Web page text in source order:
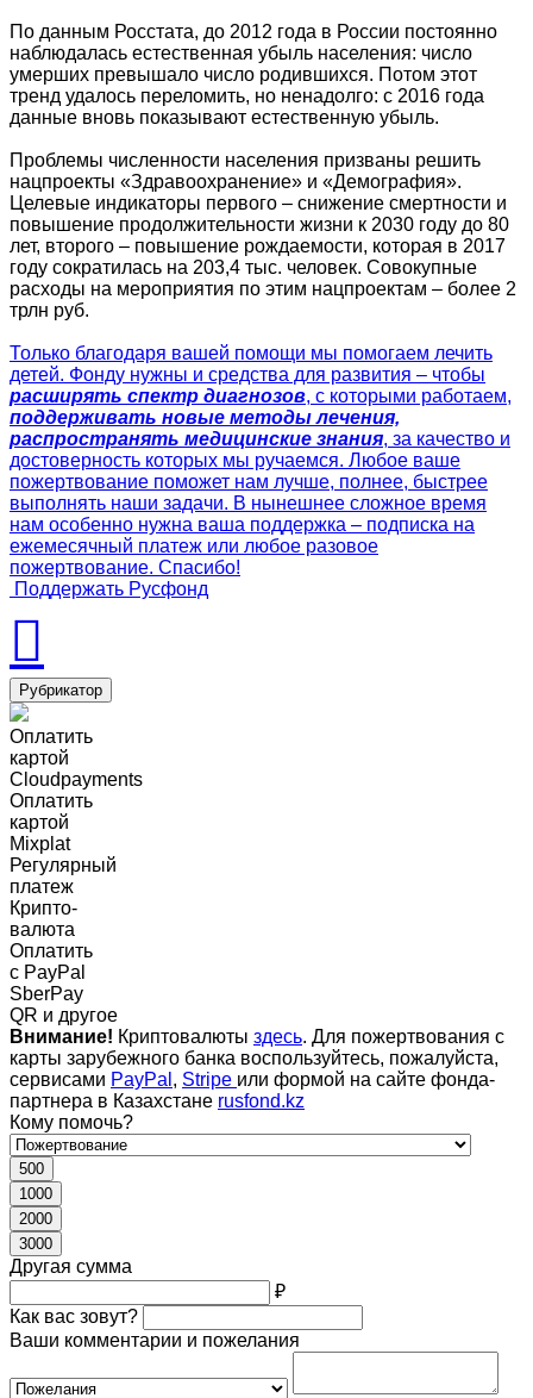
По данным Росстата, до 2012 года в России постоянно
наблюдалась естественная убыль населения: число
умерших превышало число родившихся. Потом этот
тренд удалось переломить, но ненадолго: с 2016 года
данные вновь показывают естественную убыль.
Проблемы численности населения призваны решить
нацпроекты «Здравоохранение» и «Демография».
Целевые индикаторы первого – снижение смертности и
повышение продолжительности жизни к 2030 году до 80
лет, второго – повышение рождаемости, которая в 2017
году сократилась на 203,4 тыс. человек. Совокупные
расходы на мероприятия по этим нацпроектам – более 2
трлн руб.
Только благодаря вашей помощи мы помогаем лечить
детей. Фонду нужны и средства для развития – чтобы
расширять спектр диагнозов, с которыми работаем,
поддерживать новые методы лечения,
распространять медицинские знания, за качество и
достоверность которых мы ручаемся. Любое ваше
пожертвование поможет нам лучше, полнее, быстрее
выполнять наши задачи. В нынешнее сложное время
нам особенно нужна ваша поддержка – подписка на
ежемесячный платеж или любое разовое
пожертвование. Спасибо!
Поддержать Русфонд
Рубрикатор
Оплатить
картой
Cloudpayments
Оплатить
картой
Mixplat
Регулярный
платеж
Крипто-
валюта
Оплатить
c PayPal
SberPay
QR и другое
Внимание! Криптовалюты здесь. Для пожертвования с
карты зарубежного банка воспользуйтесь, пожалуйста,
сервисами PayPal , Stripe или формой на сайте фонда-
партнера в Казахстане rusfond.kz
Кому помочь?
500
1000
2000
3000
Другая сумма
₽
Как вас зовут?
Ваши комментарии и пожелания